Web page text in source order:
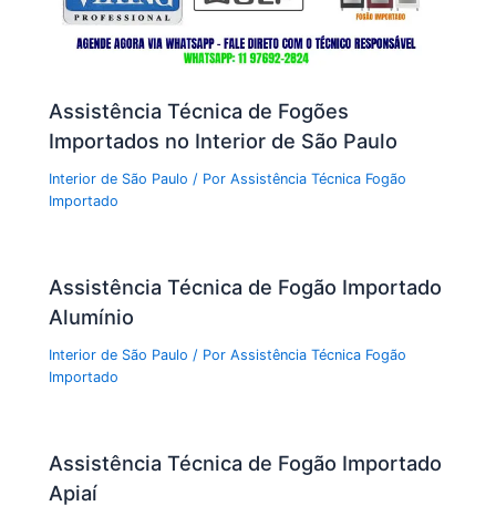
Assistência Técnica de Fogões
Importados no Interior de São Paulo
Interior de São Paulo / PorAssistência Técnica Fogão
Importado
Assistência Técnica de Fogão Importado
Alumínio
Interior de São Paulo / PorAssistência Técnica Fogão
Importado
Assistência Técnica de Fogão Importado
Apiaí